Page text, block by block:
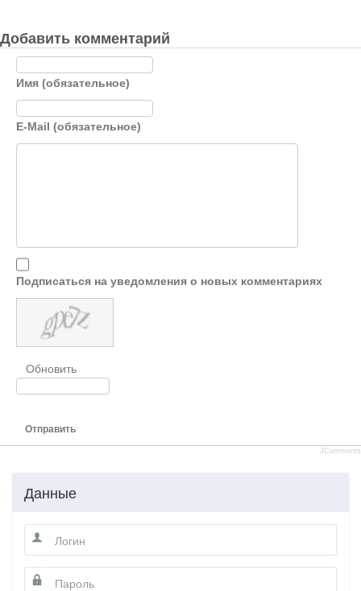
Добавить комментарий
Имя (обязательное)
E-Mail (обязательное)
Подписаться на уведомления о новых комментариях
Обновить
Отправить
JComments
Данные